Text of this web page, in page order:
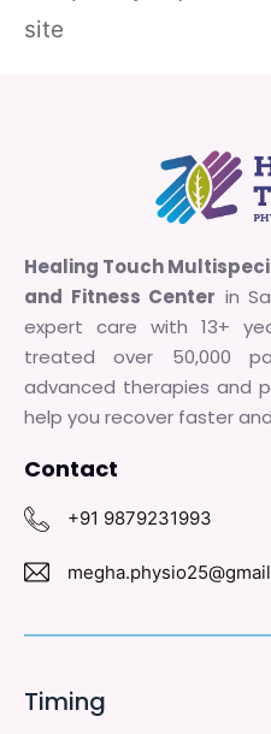
site
Healing Touch
and Fitness Center in
expert care with 13+
treated over 50,000
advanced therapies and
help you recover faster
Contact
+91 9879231993
Timing